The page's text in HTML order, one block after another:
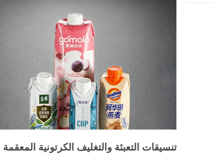
تنسيقات التعبئة والتغليف الكرتونية المعقمة